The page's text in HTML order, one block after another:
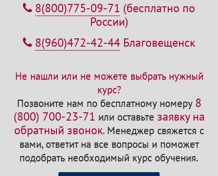
8(800)775-09-71 (бесплатно по
России)
8(960)472-42-44 Благовещенск
Не нашли или не можете выбрать нужный
курс?
Позвоните нам по бесплатному номеру 8
(800) 700-23-71 или оставьте заявку на
обратный звонок.Менеджер свяжется с
вами, ответит на все вопросы и поможет
подобрать необходимый курс обучения.